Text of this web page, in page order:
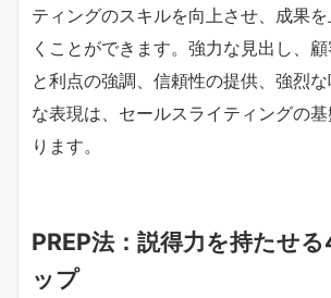
ティングのスキルを向上させ、成果
くことができます。強力な見出し、
と利点の強調、信頼性の提供、強烈
な表現は、セールスライティングの
ります。
PREP法：説得力を持たせ
ップ